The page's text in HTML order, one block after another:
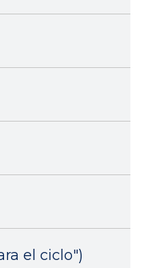
el ciclo")